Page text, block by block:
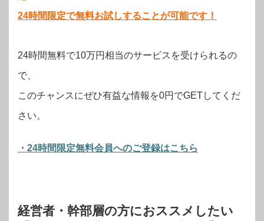
24時間限定で無料お試しすることが可能です！
24時間無料で10万円相当のサービスを受けられるの
で、
このチャンスにぜひ有益な情報を0円でGETしてくだ
さい。
・24時間限定無料会員へのご登録はこちら
経営者・幹部層の方におススメしたい